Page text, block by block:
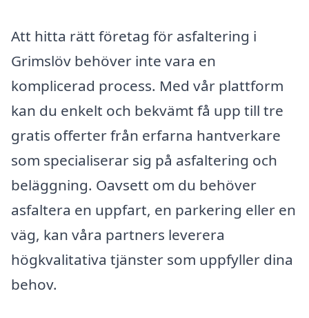
Att hitta rätt företag för asfaltering i
Grimslöv behöver inte vara en
komplicerad process. Med vår plattform
kan du enkelt och bekvämt få upp till tre
gratis offerter från erfarna hantverkare
som specialiserar sig på asfaltering och
beläggning. Oavsett om du behöver
asfaltera en uppfart, en parkering eller en
väg, kan våra partners leverera
högkvalitativa tjänster som uppfyller dina
behov.